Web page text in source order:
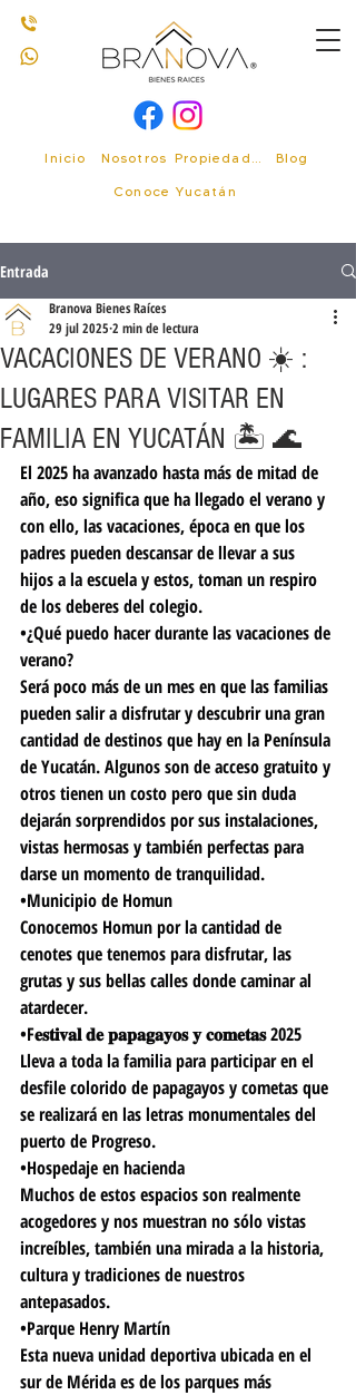
Inicio Nosotros
Blog
Conoce Yucatán
Entrada
VACACIONES DE VERANO ☀️ :
LUGARES PARA VISITAR EN
FAMILIA EN YUCATÁN 🏝️ 🌊
Branova Bienes Raíces
29 jul 2025 2 min de lectura
El 2025 ha avanzado hasta más de mitad de
año, eso significa que ha llegado el verano y
con ello, las vacaciones, época en que los
padres pueden descansar de llevar a sus
hijos a la escuela y estos, toman un respiro
de los deberes del colegio.
•¿Qué puedo hacer durante las vacaciones de
verano?
Será poco más de un mes en que las familias
pueden salir a disfrutar y descubrir una gran
cantidad de destinos que hay en la Península
de Yucatán. Algunos son de acceso gratuito y
otros tienen un costo pero que sin duda
dejarán sorprendidos por sus instalaciones,
vistas hermosas y también perfectas para
darse un momento de tranquilidad.
•Municipio de Homun
Conocemos Homun por la cantidad de
cenotes que tenemos para disfrutar, las
grutas y sus bellas calles donde caminar al
atardecer.
•F𝐞𝐬𝐭𝐢𝐯𝐚𝐥 𝐝𝐞 𝐩𝐚𝐩𝐚𝐠𝐚𝐲𝐨𝐬 𝐲 𝐜𝐨𝐦𝐞𝐭𝐚𝐬 2025
Lleva a toda la familia para participar en el
desfile colorido de papagayos y cometas que
se realizará en las letras monumentales del
puerto de Progreso.
•Hospedaje en hacienda
Muchos de estos espacios son realmente
acogedores y nos muestran no sólo vistas
increíbles, también una mirada a la historia,
cultura y tradiciones de nuestros
antepasados.
•Parque Henry Martín
Esta nueva unidad deportiva ubicada en el
sur de Mérida es de los parques más